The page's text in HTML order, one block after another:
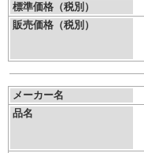
標準価格（税別）
販売価格（税別）
メーカー名
品名